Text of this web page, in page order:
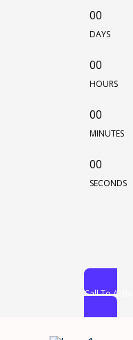
00
DAYS
00
HOURS
00
MINUTES
00
SECONDS
Call To Action